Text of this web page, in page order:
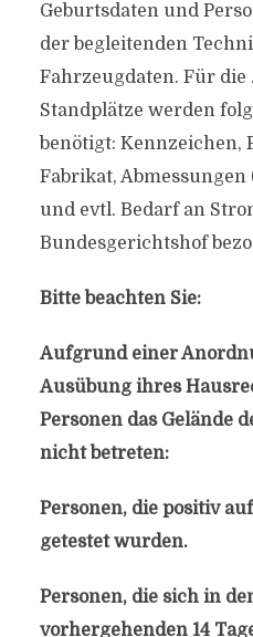
Geburtsdaten und
der begleitenden
Fahrzeugdaten. Für
Standplätze werden
benötigt: Kennzeichen,
Fabrikat,
und evtl. Bedarf an
Bundesgerichtshof
Bitte beachten Sie:
Aufgrund einer
Ausübung ihres
Personen das Gelände
nicht betreten:
Personen, die positiv
getestet wurden.
Personen, die sich in
vorhergehenden 14